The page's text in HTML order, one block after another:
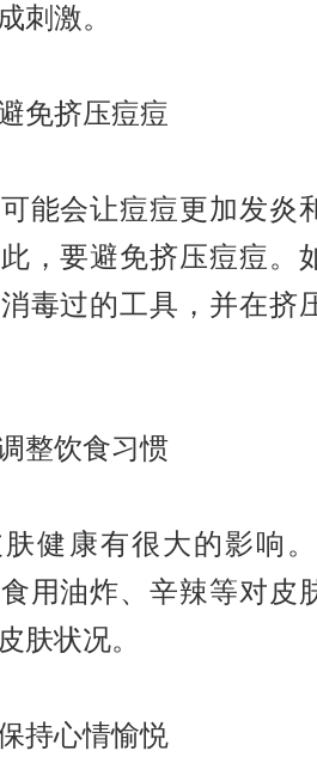
刺激。
免挤压痘痘
能会让痘痘更加发炎
，要避免挤压痘痘。
毒过的工具，并在挤
整饮食习惯
健康有很大的影响
用油炸、辛辣等对皮
肤状况。
持心情愉悦